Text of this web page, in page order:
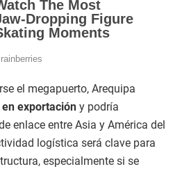
el megapuerto, Arequipa
exportación y podría
enlace entre Asia y América del
logística será clave para
especialmente si se